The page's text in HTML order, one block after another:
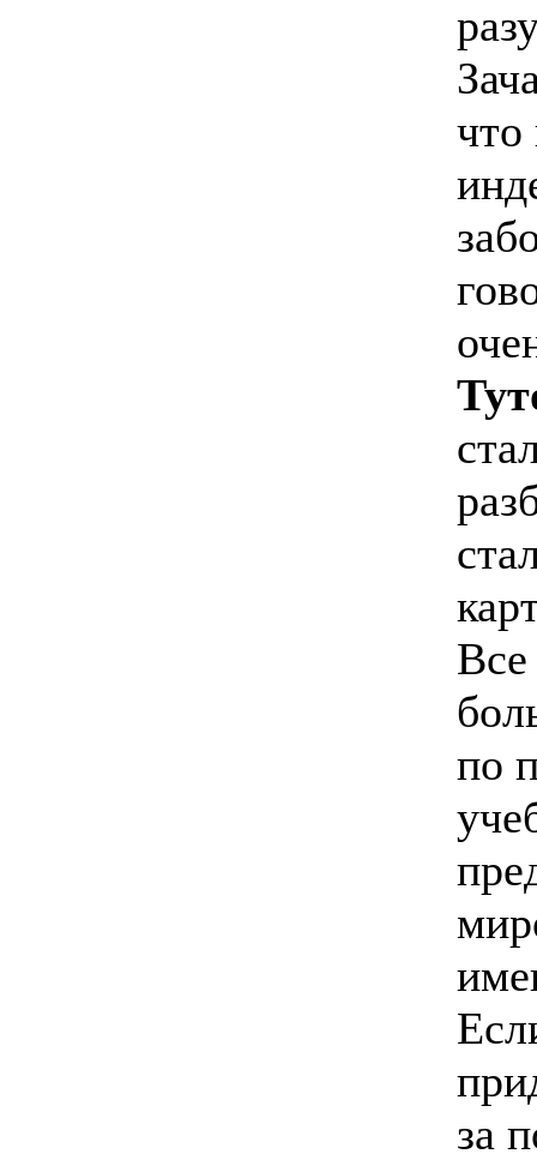
что
Все
по
за